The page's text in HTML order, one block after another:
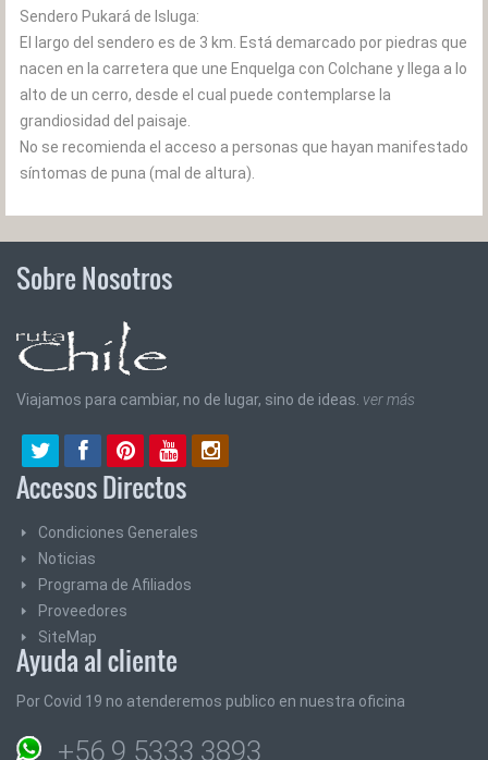
Sendero Pukará de Isluga:
El largo del sendero es de 3 km. Está demarcado por piedras que
nacen en la carretera que une Enquelga con Colchane y llega a lo
alto de un cerro, desde el cual puede contemplarse la
grandiosidad del paisaje.
No se recomienda el acceso a personas que hayan manifestado
síntomas de puna (mal de altura).
Sobre Nosotros
Viajamos para cambiar, no de lugar, sino de ideas. ver más
Accesos Directos
Condiciones Generales
Noticias
Programa de Afiliados
Proveedores
SiteMap
Ayuda al cliente
Por Covid 19 no atenderemos publico en nuestra oficina
+56 9 5333 3893